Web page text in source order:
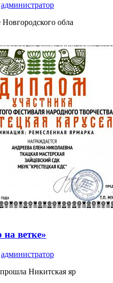
администратор
Новгородского обла
на ветке»
администратор
Никитская яр